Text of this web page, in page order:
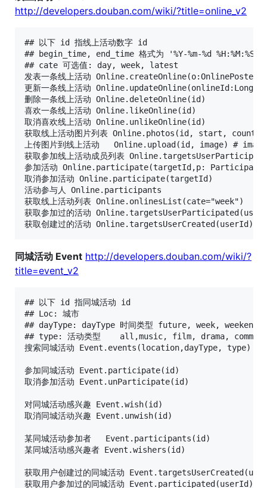
http://developers.douban.com/wiki/?title=online_v2
## 以下 id 指线上活动数字 id
## begin_time, end_time 格式为 '%Y-%m-%d %H:%M:%S'
## cate 可选值: day, week, latest
发表一条线上活动 Online.createOnline(o:OnlinePosted)
更新一条线上活动
删除一条线上活动 Online.deleteOnline(id)
喜欢一条线上活动 Online.likeOnline(id)
取消喜欢线上活动 Online.unlikeOnline(id)
获取线上活动图片列表 Online.photos(id, start, count)
上传图片到线上活动   Online.upload(id, image) #
获取参加线上活动成员列表
参加活动 Online.participate(targetId,p:
取消参加活动 Online.participate(targetId)
活动参与人 Online.participants
获取线上活动列表 Online.onlinesList(cate="week")
获取参加过的活动
同城活动 Event http://developers.douban.com/wiki/?
title=event_v2
## 以下 id 指同城活动 id
## Loc: 城市
## dayType: dayType 时间类型	future, week, weekend, today, tomorrow
## type: 活动类型	all,music, film, drama, commonweal, salon, exhibition, party, sports, travel, others
搜索同城活动 Event.events(location,dayType, type)
参加同城活动 Event.participate(id)
取消参加活动 Event.unParticipate(id)
对同城活动感兴趣 Event.wish(id)
取消同城活动兴趣 Event.unwish(id)
某同城活动参加者   Event.participants(id)
某同城活动感兴趣者 Event.wishers(id)
获取用户创建过的同城活动
获取用户参加过的同城活动 Event.participated(userId)